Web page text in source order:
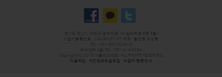
경기도 안산시 단원구 광덕대로 74(월드타운 B동 5층)
사업자등록번호 : 134-90-87107 대표 : 황찬혁 강상혁
TEL : 031-507-0234~5
라식센터 4층 TEL : 031-414-0234
Copyright(C) 2015 서울안과의원. ALL RIGHTS RESERVED.
이용약관
개인정보취급방침 비급여 항목안내